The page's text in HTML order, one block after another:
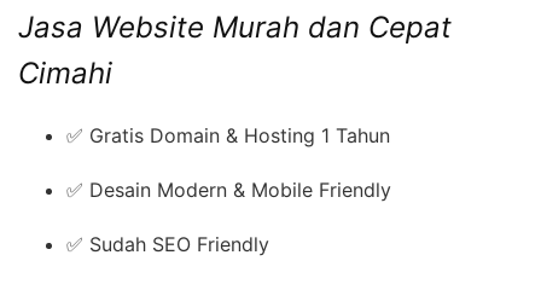
Jasa Website Murah dan Cepat
Cimahi
✅ Gratis Domain & Hosting 1 Tahun
✅ Desain Modern & Mobile Friendly
✅ Sudah SEO Friendly